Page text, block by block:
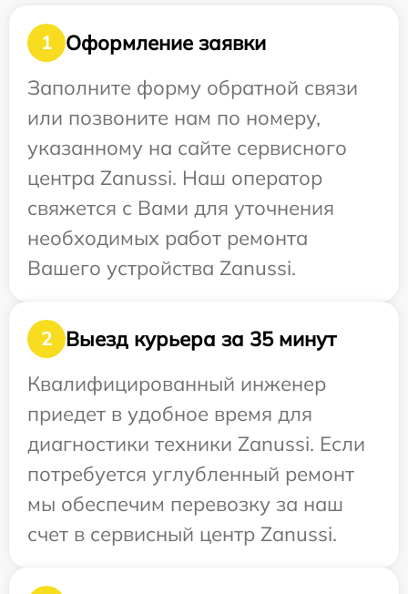
1
Оформление заявки
Заполните форму обратной связи
или позвоните нам по номеру,
указанному на сайте сервисного
центра Zanussi. Наш оператор
свяжется с Вами для уточнения
необходимых работ ремонта
Вашего устройства Zanussi.
2
Выезд курьера за 35 минут
Квалифицированный инженер
приедет в удобное время для
диагностики техники Zanussi. Если
потребуется углубленный ремонт
мы обеспечим перевозку за наш
счет в сервисный центр Zanussi.